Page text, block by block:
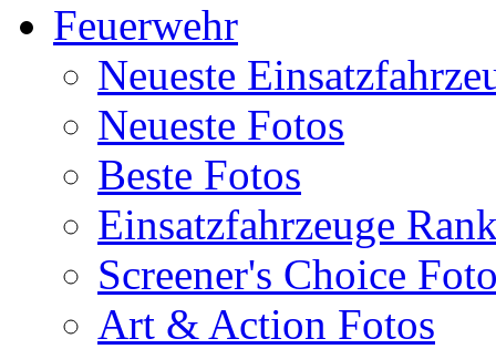
Feuerwehr
Neueste
Neueste Fotos
Beste Fotos
Einsatzfahrzeuge
Screener's Choice
Art & Action Fotos